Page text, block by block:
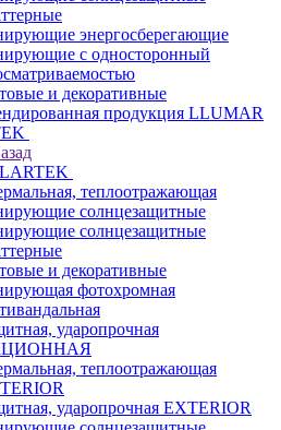
энергосберегающие
с односторонный
и декоративные
продукция LLUMAR
теплоотражающая
солнцезащитные
солнцезащитные
и декоративные
фотохромная
ударопрочная
теплоотражающая
ударопрочная EXTERIOR